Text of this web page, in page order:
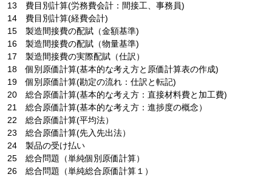
13 費目別計算(労務費会計：間接工、事務員)
14 費目別計算(経費会計)
15 製造間接費の配賦（金額基準)
16 製造間接費の配賦（物量基準)
17 製造間接費の実際配賦（仕訳）
18 個別原価計算(基本的な考え方と原価計算表の作成)
19 個別原価計算(勘定の流れ：仕訳と転記)
20 総合原価計算(基本的な考え方：直接材料費と加工費)
21 総合原価計算(基本的な考え方：進捗度の概念）
22 総合原価計算(平均法）
23 総合原価計算(先入先出法）
24 製品の受け払い
25 総合問題（単純個別原価計算）
26 総合問題（単純総合原価計算１）